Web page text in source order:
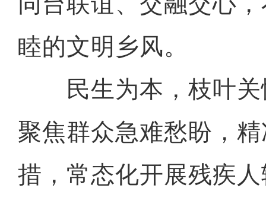
睦的文明乡风。
民生为本，枝叶关
聚焦群众急难愁盼，
措，常态化开展残疾